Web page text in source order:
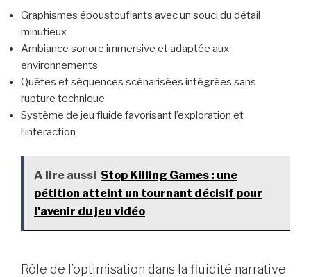
Graphismes époustouflants avec un souci du détail
minutieux
Ambiance sonore immersive et adaptée aux
environnements
Quêtes et séquences scénarisées intégrées sans
rupture technique
Système de jeu fluide favorisant l’exploration et
l’interaction
A lire aussi Stop Killing Games : une
pétition atteint un tournant décisif pour
l'avenir du jeu vidéo
Rôle de l’optimisation dans la fluidité narrative